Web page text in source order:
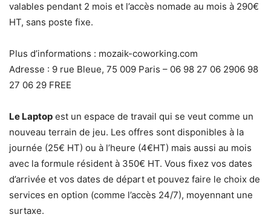
valables pendant 2 mois et l’accès nomade au mois à 290€
HT, sans poste fixe.
Plus d’informations : mozaik-coworking.com
Adresse : 9 rue Bleue, 75 009 Paris – 06 98 27 06 2906 98
27 06 29 FREE
Le Laptop est un espace de travail qui se veut comme un
nouveau terrain de jeu. Les offres sont disponibles à la
journée (25€ HT) ou à l’heure (4€HT) mais aussi au mois
avec la formule résident à 350€ HT. Vous fixez vos dates
d’arrivée et vos dates de départ et pouvez faire le choix de
services en option (comme l’accès 24/7), moyennant une
surtaxe.